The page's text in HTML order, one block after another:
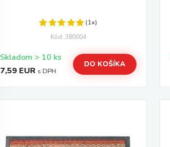
(1x)
Kód: 380004
Skladom > 10 ks
7,59 EUR s DPH
DO KOŠÍKA